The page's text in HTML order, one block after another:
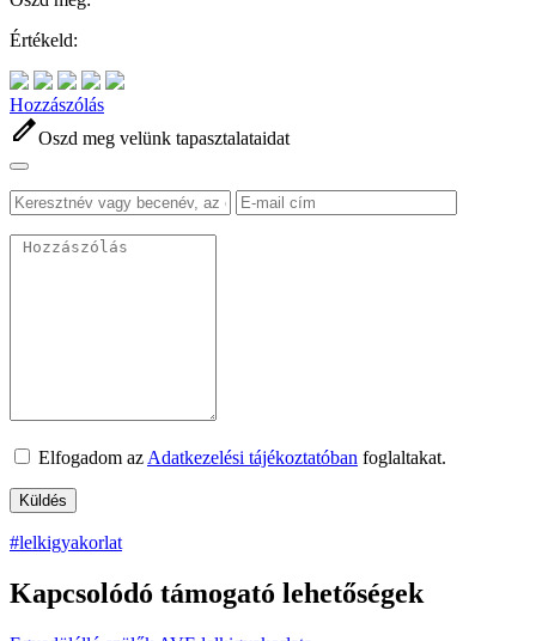
Értékeld:
Hozzászólás
editOszd meg velünk tapasztalataidat
Elfogadom azAdatkezelési tájékoztatóban foglaltakat.
#lelkigyakorlat
Kapcsolódó támogató lehetőségek